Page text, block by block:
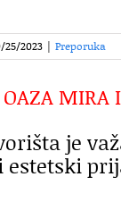
25/2023 | Preporuka
MIRA
je